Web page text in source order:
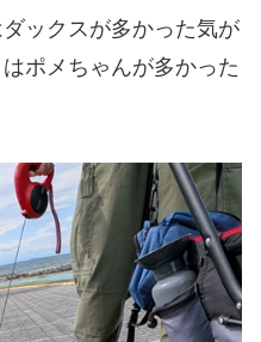
ックスが多かった気が
ポメちゃんが多かった